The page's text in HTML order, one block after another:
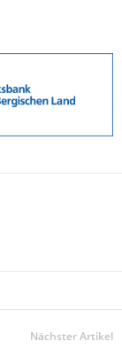
Nächster Artikel